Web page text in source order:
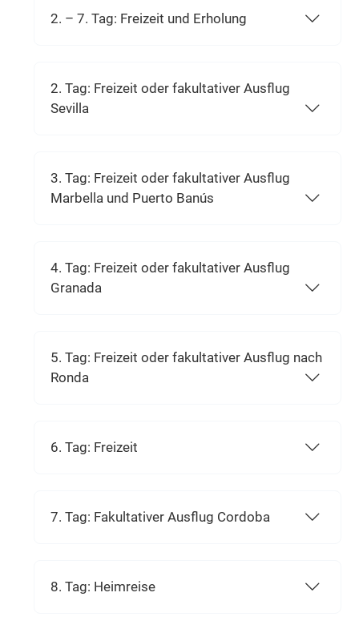
2. – 7. Tag: Freizeit und Erholung
2. Tag: Freizeit oder fakultativer Ausflug
Sevilla
3. Tag: Freizeit oder fakultativer Ausflug
Marbella und Puerto Banús
4. Tag: Freizeit oder fakultativer Ausflug
Granada
5. Tag: Freizeit oder fakultativer Ausflug nach
Ronda
6. Tag: Freizeit
7. Tag: Fakultativer Ausflug Cordoba
8. Tag: Heimreise